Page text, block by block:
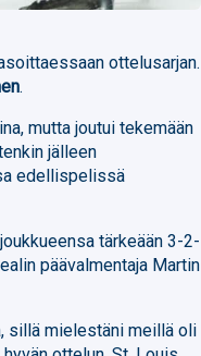
ottelusarjan.
.
mutta joutui tekemään
jälleen
edellispelissä
tärkeään 3-2-
päävalmentaja Martin
sillä mielestäni meillä oli